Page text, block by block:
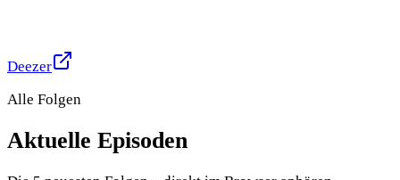
Deezer
Alle Folgen
Aktuelle Episoden